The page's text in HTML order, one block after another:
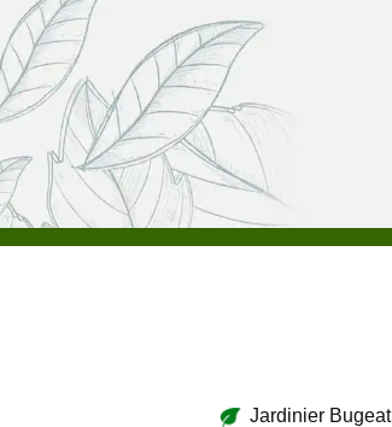
Jardinier Bugeat